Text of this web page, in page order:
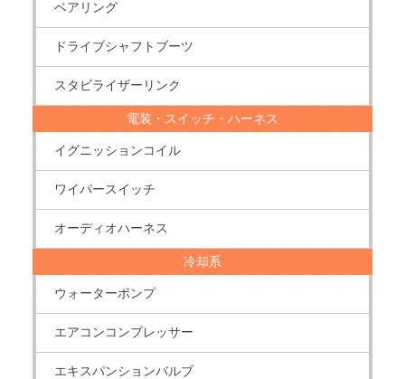
ベアリング
ドライブシャフトブーツ
スタビライザーリンク
電装・スイッチ・ハーネス
イグニッションコイル
ワイパースイッチ
オーディオハーネス
冷却系
ウォーターポンプ
エアコンコンプレッサー
エキスパンションバルブ